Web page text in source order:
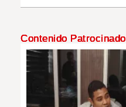
Contenido Patrocinado